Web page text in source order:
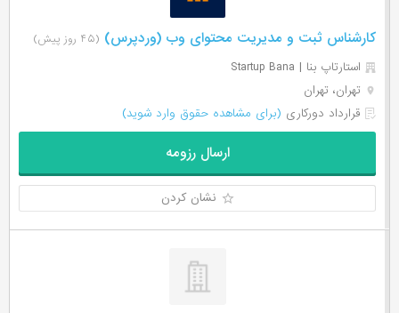
کارشناس ثبت و مدیریت محتوای وب (وردپرس) (۴۵ روز پیش)
استارتاپ بنا | Startup Bana
تهران، تهران
قرارداد دورکاری (برای مشاهده حقوق وارد شوید)
ارسال رزومه
نشان کردن